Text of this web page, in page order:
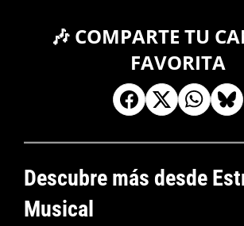
🎶 COMPARTE TU
FAVORITA
Descubre más desde
Musical